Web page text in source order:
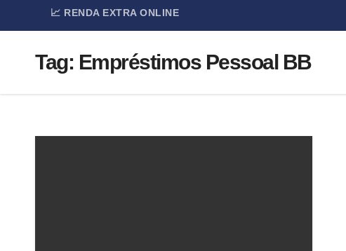
📈 RENDA EXTRA ONLINE
Tag: Empréstimos Pessoal BB